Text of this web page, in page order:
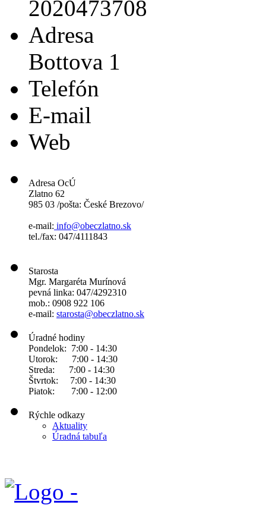
2020473708
Adresa
Bottova 1
Telefón
E-mail
Web
Adresa OcÚ
Zlatno 62
985 03 /pošta: České Brezovo/
e-mail: info@obeczlatno.sk
tel./fax: 047/4111843
Starosta
Mgr. Margaréta Murínová
pevná linka: 047/4292310
mob.: 0908 922 106
e-mail: starosta@obeczlatno.sk
Úradné hodiny
Pondelok: 7:00 - 14:30
Utorok: 7:00 - 14:30
Streda: 7:00 - 14:30
Štvrtok: 7:00 - 14:30
Piatok: 7:00 - 12:00
Rýchle odkazy
Aktuality
Úradná tabuľa